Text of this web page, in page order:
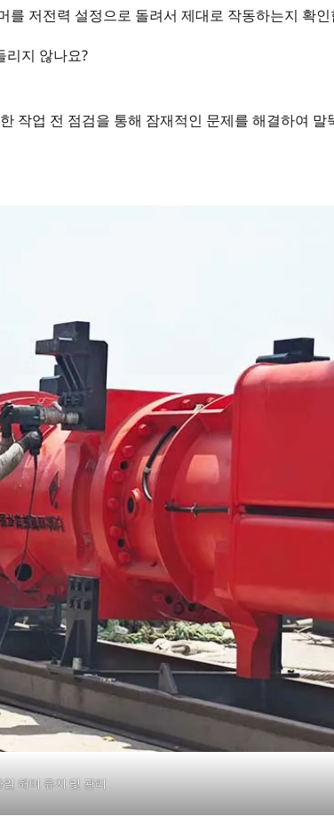
저전력 설정으로 돌려서 제대로 작동하는지 확
리지 않나요?
작업 전 점검을 통해 잠재적인 문제를 해결하여 말
해머 유지 및 관리